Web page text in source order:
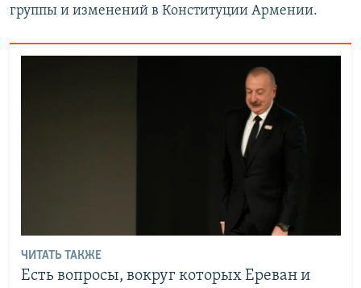
группы и изменений в Конституции Армении.
ЧИТАТЬ ТАКЖЕ
Есть вопросы, вокруг которых Ереван и